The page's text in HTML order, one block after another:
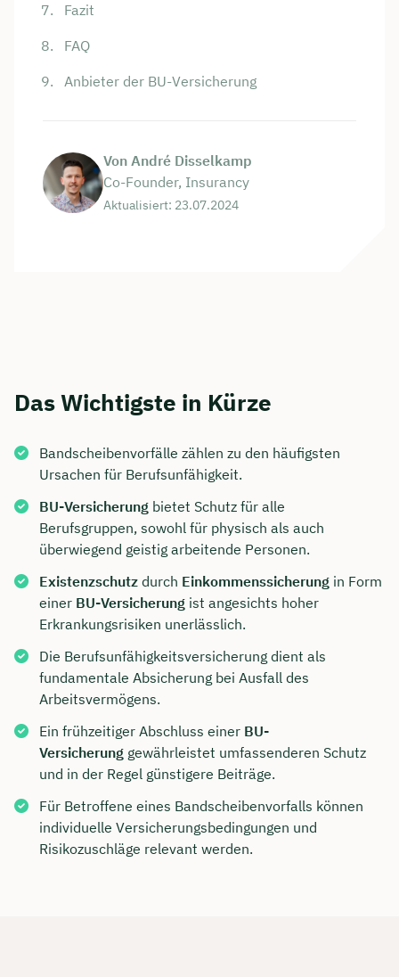
Fazit
FAQ
Anbieter der BU-Versicherung
Von André Disselkamp
Co-Founder, Insurancy
Aktualisiert: 23.07.2024
Das Wichtigste in Kürze
Bandscheibenvorfälle zählen zu den häufigsten
Ursachen für Berufsunfähigkeit.
BU-Versicherung bietet Schutz für alle
Berufsgruppen, sowohl für physisch als auch
überwiegend geistig arbeitende Personen.
Existenzschutz durch Einkommenssicherung in Form
einer BU-Versicherung ist angesichts hoher
Erkrankungsrisiken unerlässlich.
Die Berufsunfähigkeitsversicherung dient als
fundamentale Absicherung bei Ausfall des
Arbeitsvermögens.
Ein frühzeitiger Abschluss einer BU-
Versicherung gewährleistet umfassenderen Schutz
und in der Regel günstigere Beiträge.
Für Betroffene eines Bandscheibenvorfalls können
individuelle Versicherungsbedingungen und
Risikozuschläge relevant werden.